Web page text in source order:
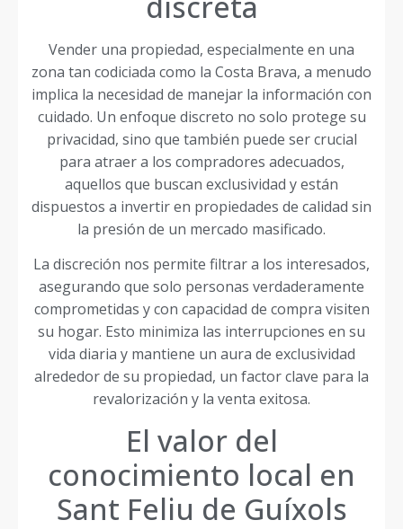
Vender una propiedad, especialmente en una
zona tan codiciada como la Costa Brava, a menudo
implica la necesidad de manejar la información con
cuidado. Un enfoque discreto no solo protege su
privacidad, sino que también puede ser crucial
para atraer a los compradores adecuados,
aquellos que buscan exclusividad y están
dispuestos a invertir en propiedades de calidad sin
la presión de un mercado masificado.
La discreción nos permite filtrar a los interesados,
asegurando que solo personas verdaderamente
comprometidas y con capacidad de compra visiten
su hogar. Esto minimiza las interrupciones en su
vida diaria y mantiene un aura de exclusividad
alrededor de su propiedad, un factor clave para la
revalorización y la venta exitosa.
El valor del
conocimiento local en
Sant Feliu de Guíxols